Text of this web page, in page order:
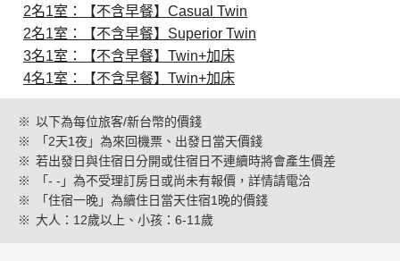
2名1室：【不含早餐】Casual Twin
2名1室：【不含早餐】Superior Twin
3名1室：【不含早餐】Twin+加床
4名1室：【不含早餐】Twin+加床
※ 以下為每位旅客/新台幣的價錢
※
「2天1夜」為來回機票、出發日當天價錢
※ 若出發日與住宿日分開或住宿日不連續時將會產生價差
※
「- -」為不受理訂房日或尚未有報價，詳情請電洽
※
「住宿一晚」為續住日當天住宿1晚的價錢
※ 大人：12歲以上、小孩：6-11歲